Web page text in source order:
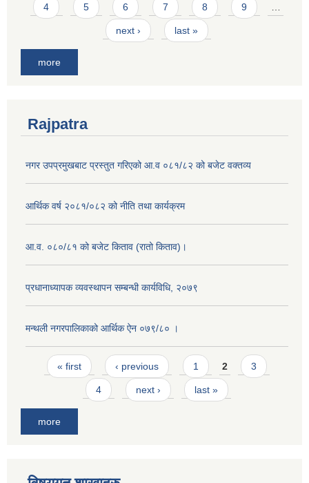
4 5 6 7 8 9
next › last »
more
Rajpatra
नगर उपप्रमुखबाट प्रस्तुत गरिएको आ.व ०८१/८२ को बजेट वक्तव्य
आर्थिक वर्ष २०८१/०८२ को नीति तथा कार्यक्रम
आ.व. ०८०/८१ को बजेट किताव (रातो किताव)।
प्रधानाध्यापक व्यवस्थापन सम्बन्धी कार्यविधि, २०७९
मन्थली नगरपालिकाको आर्थिक ऐन ०७९/८० ।
Pages
« first ‹ previous 1 2 3
4 next › last »
more